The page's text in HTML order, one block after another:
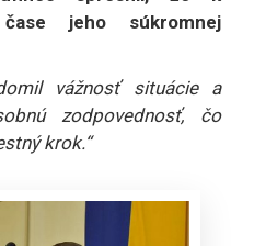
jeho súkromnej
vážnosť situácie a
zodpovednosť, čo
krok.“